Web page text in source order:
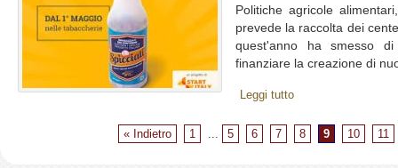
Politiche agricole
prevede la raccolta dei
quest'anno ha smesso
finanziare la creazione di
Leggi tutto
« Indietro 1 ... 5 6 7 8 9 10 11